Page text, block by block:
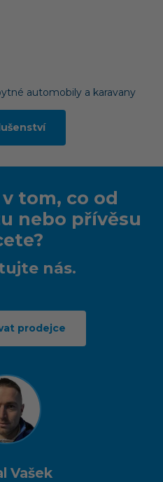
automobily a karavany
tom, co od
nebo přívěsu
nás.
prodejce
Vašek